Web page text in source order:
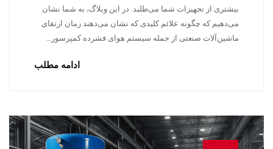
بیشتری از تجهیزات شما می‌طلبد. در این وبلاگ، به شما نشان
می‌دهیم که چگونه علائم کلیدی که نشان می‌دهند زمان ارتقای
ماشین‌آلات صنعتی از جمله سیستم هوای فشرده کمپرسور…
ادامه مطلب